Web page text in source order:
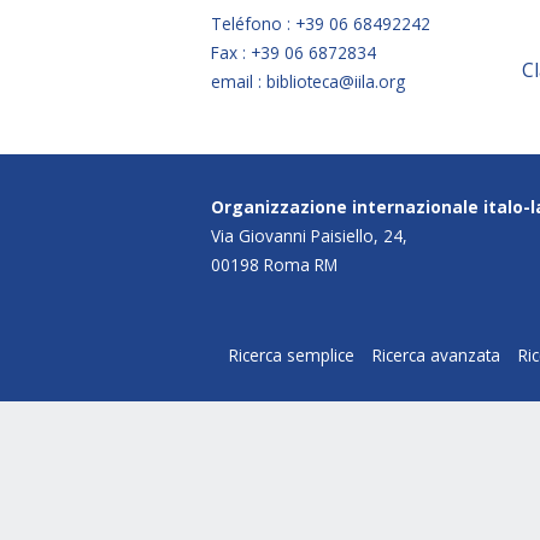
Teléfono : +39 06 68492242
Fax : +39 06 6872834
email : biblioteca@iila.org
Organizzazione internazionale italo-
Via Giovanni Paisiello, 24,
00198 Roma RM
Ricerca semplice Ricerca avanzata